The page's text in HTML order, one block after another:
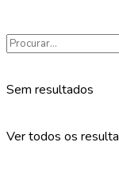
Sem resultados
Ver todos os